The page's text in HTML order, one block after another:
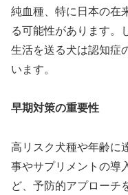
純血種、特に日本の在
る可能性があります。
生活を送る犬は認知症
います。
早期対策の重要性
高リスク犬種や年齢に
事やサプリメントの導
ど、予防的アプローチ